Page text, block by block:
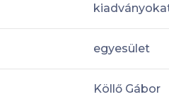
egyesület
Köllő Gábor